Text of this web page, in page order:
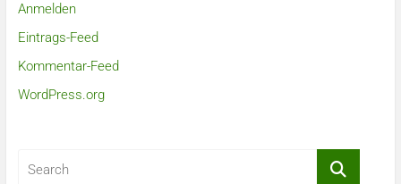
Anmelden
Eintrags-Feed
Kommentar-Feed
WordPress.org